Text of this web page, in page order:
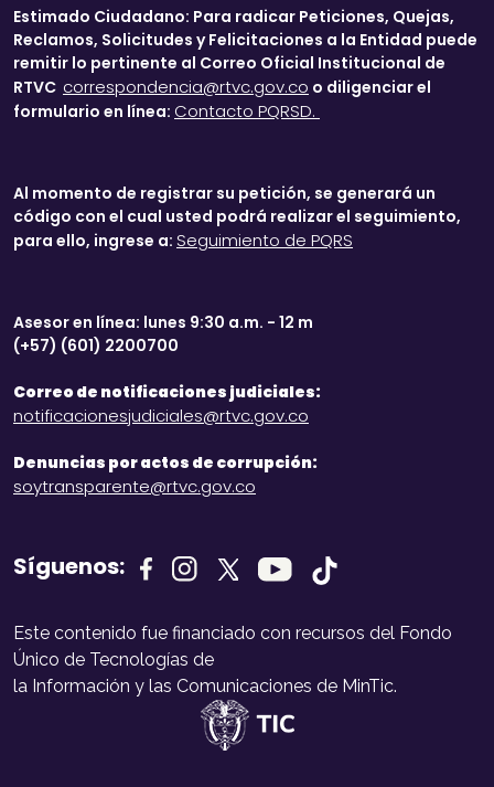
Estimado Ciudadano: Para radicar Peticiones, Quejas,
Reclamos, Solicitudes y Felicitaciones a la Entidad puede
remitir lo pertinente al Correo Oficial Institucional de
RTVC correspondencia@rtvc.gov.co o diligenciar el
formulario en línea: Contacto PQRSD.
Al momento de registrar su petición, se generará un
código con el cual usted podrá realizar el seguimiento,
para ello, ingrese a: Seguimiento de PQRS
Asesor en línea: lunes 9:30 a.m. - 12 m
(+57) (601) 2200700
Correo de notificaciones judiciales:
notificacionesjudiciales@rtvc.gov.co
Denuncias por actos de corrupción:
soytransparente@rtvc.gov.co
Síguenos:
Este contenido fue financiado con recursos del Fondo
Único de Tecnologías de
la Información y las Comunicaciones de MinTic.